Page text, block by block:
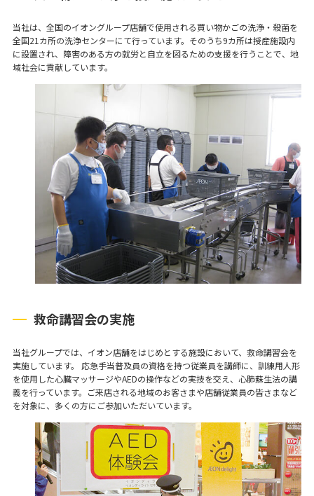
当社は、全国のイオングループ店舗で使用される買い物かごの洗浄・殺菌を
全国21カ所の洗浄センターにて行っています。そのうち9カ所は授産施設内
に設置され、障害のある方の就労と自立を図るための支援を行うことで、地
域社会に貢献しています。
救命講習会の実施
当社グループでは、イオン店舗をはじめとする施設において、救命講習会を
実施しています。 応急手当普及員の資格を持つ従業員を講師に、訓練用人形
を使用した心臓マッサージやAEDの操作などの実技を交え、心肺蘇生法の講
義を行っています。ご来店される地域のお客さまや店舗従業員の皆さまなど
を対象に、多くの方にご参加いただいています。